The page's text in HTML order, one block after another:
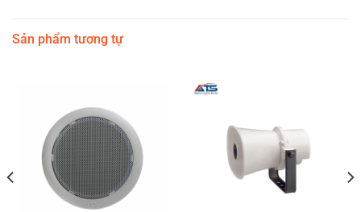
Sản phẩm tương tự